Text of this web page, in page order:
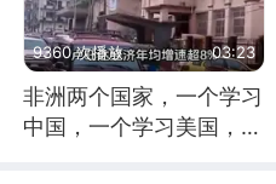
9360 次播放 03:23
非洲两个国家，一个学习
中国，一个学习美国，结